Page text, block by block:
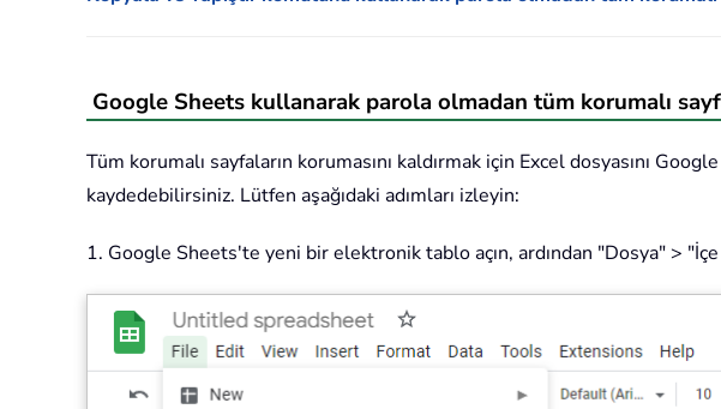
Google Sheets kullanarak parola olmadan tüm korumalı
Tüm korumalı sayfaların korumasını kaldırmak için Excel dosyasını
kaydedebilirsiniz. Lütfen aşağıdaki adımları izleyin:
1. Google Sheets'te yeni bir elektronik tablo açın, ardından "Dosya" >